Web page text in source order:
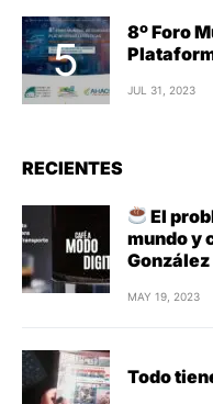
8º Foro
JUL 31, 2023
RECIENTES
El
mundo y
González
MAY 19, 2023
Todo